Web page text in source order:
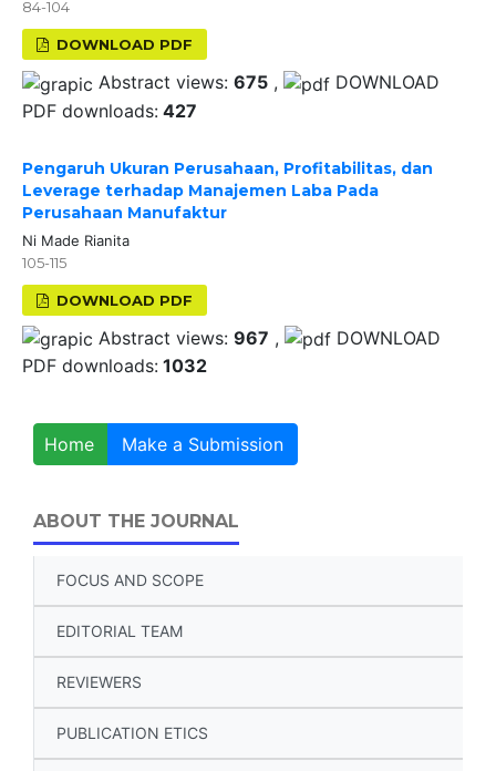
84-104
DOWNLOAD PDF
Abstract views: 675 ,
DOWNLOAD
PDF downloads: 427
Pengaruh Ukuran Perusahaan, Profitabilitas, dan
Leverage terhadap Manajemen Laba Pada
Perusahaan Manufaktur
Ni Made Rianita
105-115
DOWNLOAD PDF
Abstract views: 967 ,
DOWNLOAD
PDF downloads: 1032
Home Make a Submission
ABOUT THE JOURNAL
FOCUS AND SCOPE
EDITORIAL TEAM
REVIEWERS
PUBLICATION ETICS